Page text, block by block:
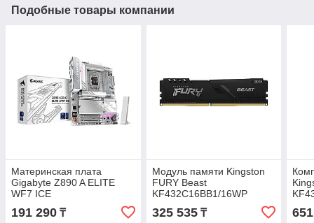
Подобные товары компании
Материнская плата
Gigabyte Z890 A ELITE
WF7 ICE
191 290 ₸
Модуль памяти Kingston
FURY Beast
KF432C16BB1/16WP
DDR4 16GB 3200MHz
Чёрный
325 535₸